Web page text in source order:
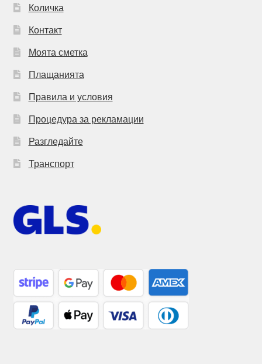
Количка
Контакт
Моята сметка
Плащанията
Правила и условия
Процедура за рекламации
Разгледайте
Транспорт